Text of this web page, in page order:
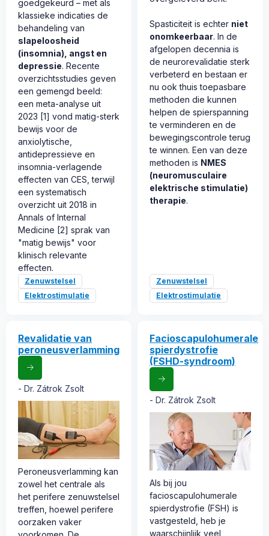
goedgekeurd – met als
klassieke indicaties de
behandeling van
slapeloosheid
(insomnia), angst en
depressie. Recente
overzichtsstudies geven
een gemengd beeld:
een meta-analyse uit
2023 [1] vond matig-sterk
bewijs voor de
anxiolytische,
antidepressieve en
insomnia-verlagende
effecten van CES, terwijl
een systematisch
overzicht uit 2018 in
Annals of Internal
Medicine [2] sprak van
"matig bewijs" voor
klinisch relevante
effecten.
Zenuwstelsel
Elektrostimulatie
Spasticiteit is echter niet
onomkeerbaar. In de
afgelopen decennia is
de neurorevalidatie sterk
verbeterd en bestaan er
nu ook thuis toepasbare
methoden die kunnen
helpen de spier­spanning
te verminderen en de
bewegingscontrole terug
te winnen. Een van deze
methoden is NMES
(neuromusculaire
elektrische stimulatie)
therapie.
Zenuwstelsel
Elektrostimulatie
Revalidatie van
peroneusverlamming
Dr. Zátrok Zsolt
Peroneusverlamming kan
zowel het centrale als
het perifere zenuwstelsel
treffen, hoewel perifere
oorzaken vaker
Facioscapulohumerale
spierdystrofie
(FSHD-syndroom)
Dr. Zátrok Zsolt
Als bij jou
facioscapulohumerale
spierdystrofie (FSH) is
vastgesteld, heb je
waarschijnlijk veel